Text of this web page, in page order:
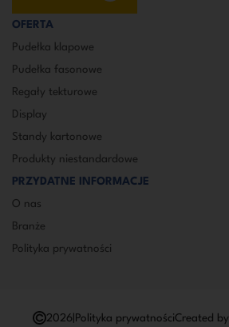
OFERTA
Pudełka klapowe
Pudełka fasonowe
Regały tekturowe
Display
Standy kartonowe
Produkty niestandardowe
PRZYDATNE INFORMACJE
O nas
Branże
Polityka prywatności
2026 Polityka prywatnościCreated by